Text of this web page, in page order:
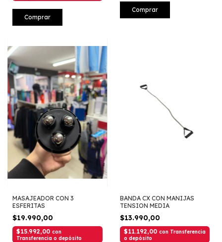
Comprar
Comprar
MASAJEADOR CON 3
ESFERITAS
$19.990,00
$15.992,00 con
Transferencia o depósito
BANDA CX CON MANIJAS
TENSION MEDIA
$13.990,00
$11.192,00 con Transferencia
o depósito